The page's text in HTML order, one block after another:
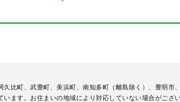
比町、武豊町、美浜町、南知多町（離島除く）、豊明市
ます。お住まいの地域により対応していない場合がござ